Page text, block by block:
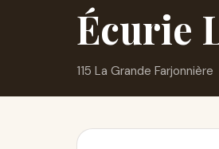
Écurie
115 La Grande Farjonnière